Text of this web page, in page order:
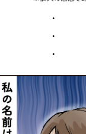
・
・
・